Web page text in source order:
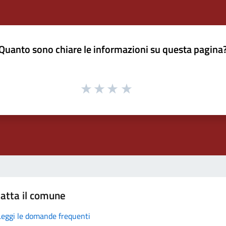
sono chiare le informazioni su questa
il comune
le domande frequenti